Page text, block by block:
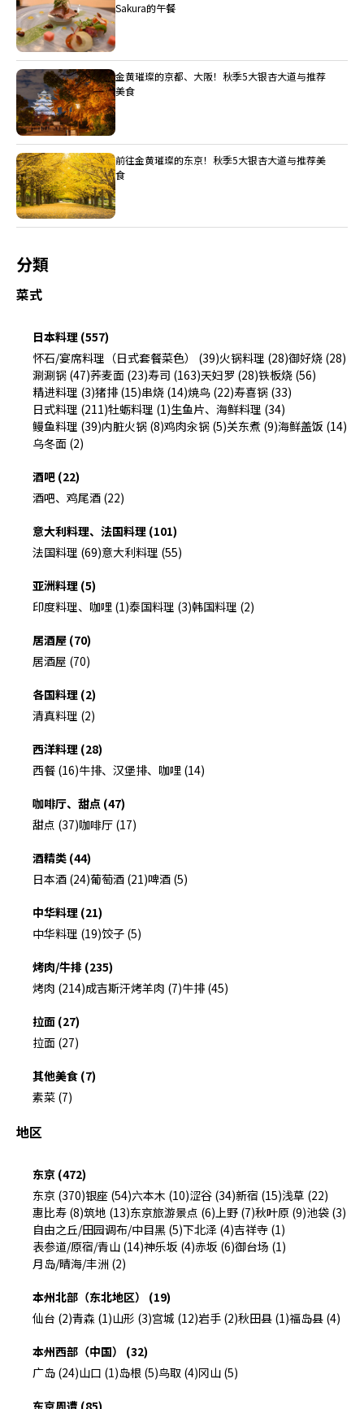
Sakura的午餐
金黄璀璨的京都、大阪！秋季5大银杏大道与推荐
美食
前往金黄璀璨的东京！秋季5大银杏大道与推荐美
食
分類
菜式
日本料理 (557)
怀石/宴席料理（日式套餐菜色） (39)火锅料理 (28)御好烧 (28)
涮涮锅 (47)荞麦面 (23)寿司 (163)天妇罗 (28)铁板烧 (56)
精进料理 (3)猪排 (15)串烧 (14)焼鸟 (22)寿喜锅 (33)
日式料理 (211)牡蛎料理 (1)生鱼片、海鲜料理 (34)
鳗鱼料理 (39)内脏火锅 (8)鸡肉汆锅 (5)关东煮 (9)海鲜盖饭 (14)
乌冬面 (2)
酒吧 (22)
酒吧、鸡尾酒 (22)
意大利料理、法国料理 (101)
法国料理 (69)意大利料理 (55)
亚洲料理 (5)
印度料理、咖哩 (1)泰国料理 (3)韩国料理 (2)
居酒屋 (70)
居酒屋 (70)
各国料理 (2)
清真料理 (2)
西洋料理 (28)
西餐 (16)牛排、汉堡排、咖哩 (14)
咖啡厅、甜点 (47)
甜点 (37)咖啡厅 (17)
酒精类 (44)
日本酒 (24)葡萄酒 (21)啤酒 (5)
中华料理 (21)
中华料理 (19)饺子 (5)
烤肉/牛排 (235)
烤肉 (214)成吉斯汗烤羊肉 (7)牛排 (45)
拉面 (27)
拉面 (27)
其他美食 (7)
素菜 (7)
地区
东京 (472)
东京 (370)银座 (54)六本木 (10)涩谷 (34)新宿 (15)浅草 (22)
惠比寿 (8)筑地 (13)东京旅游景点 (6)上野 (7)秋叶原 (9)池袋 (3)
自由之丘/田园调布/中目黑 (5)下北泽 (4)吉祥寺 (1)
表参道/原宿/青山 (14)神乐坂 (4)赤坂 (6)御台场 (1)
月岛/晴海/丰洲 (2)
本州北部（东北地区） (19)
仙台 (2)青森 (1)山形 (3)宫城 (12)岩手 (2)秋田县 (1)福岛县 (4)
本州西部（中国） (32)
广岛 (24)山口 (1)岛根 (5)鸟取 (4)冈山 (5)